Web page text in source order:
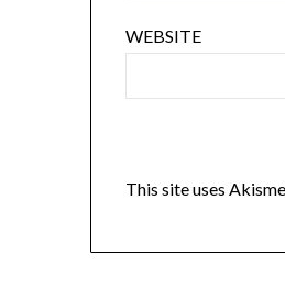
WEBSITE
This site uses